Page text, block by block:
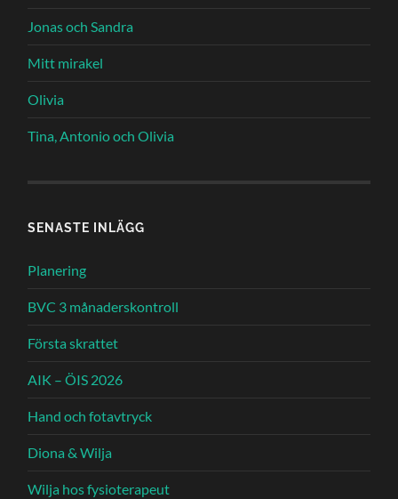
Jonas och Sandra
Mitt mirakel
Olivia
Tina, Antonio och Olivia
SENASTE INLÄGG
Planering
BVC 3 månaderskontroll
Första skrattet
AIK – ÖIS 2026
Hand och fotavtryck
Diona & Wilja
Wilja hos fysioterapeut